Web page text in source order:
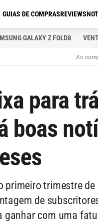
GUIAS DE COMPRASREVIEWS
GALAXY Z FOLD8
Ao
para
boas
primeiro trimestre
de
ganhar com uma